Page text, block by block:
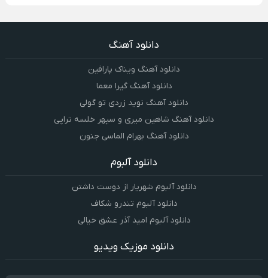
دانلود آهنگ
دانلود آهنگ ویناک پارافین
دانلود آهنگ گیرا معما
دانلود آهنگ نوید زردی تو گولی
دانلود آهنگ شاهین میری و سپهر خلسه تراپی
دانلود آهنگ بهرام الماسی جنون
دانلود آلبوم
دانلود آلبوم شهریار از دوست داشتن
دانلود آلبوم تندرو شکاف
دانلود آلبوم امید آذر عشق خیالی
دانلود موزیک ویدیو